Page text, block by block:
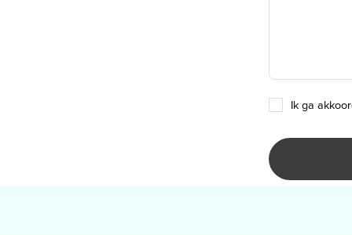
TOESTEMMING
ik ga